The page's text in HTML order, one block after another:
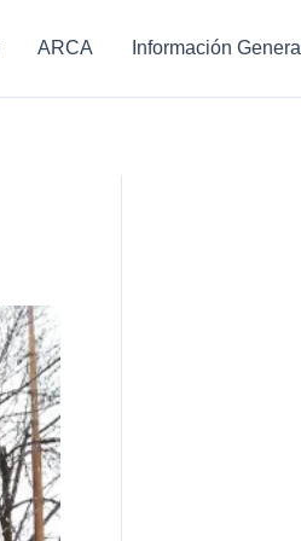
ARCA Información General